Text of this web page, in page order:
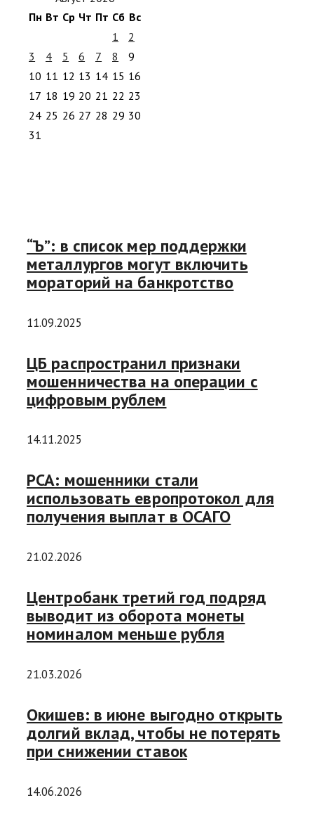
Пн Вт Ср Чт Пт Сб Вс
1
2
3
4 5 6 7 8
9
10 11 12 13 14 15 16
17 18 19 20 21 22 23
24 25 26 27 28 29 30
31
“Ъ”: в список мер поддержки
металлургов могут включить
мораторий на банкротство
11.09.2025
ЦБ распространил признаки
мошенничества на операции с
цифровым рублем
14.11.2025
РСА: мошенники стали
использовать европротокол для
получения выплат в ОСАГО
21.02.2026
Центробанк третий год подряд
выводит из оборота монеты
номиналом меньше рубля
21.03.2026
Окишев: в июне выгодно открыть
долгий вклад, чтобы не потерять
при снижении ставок
14.06.2026